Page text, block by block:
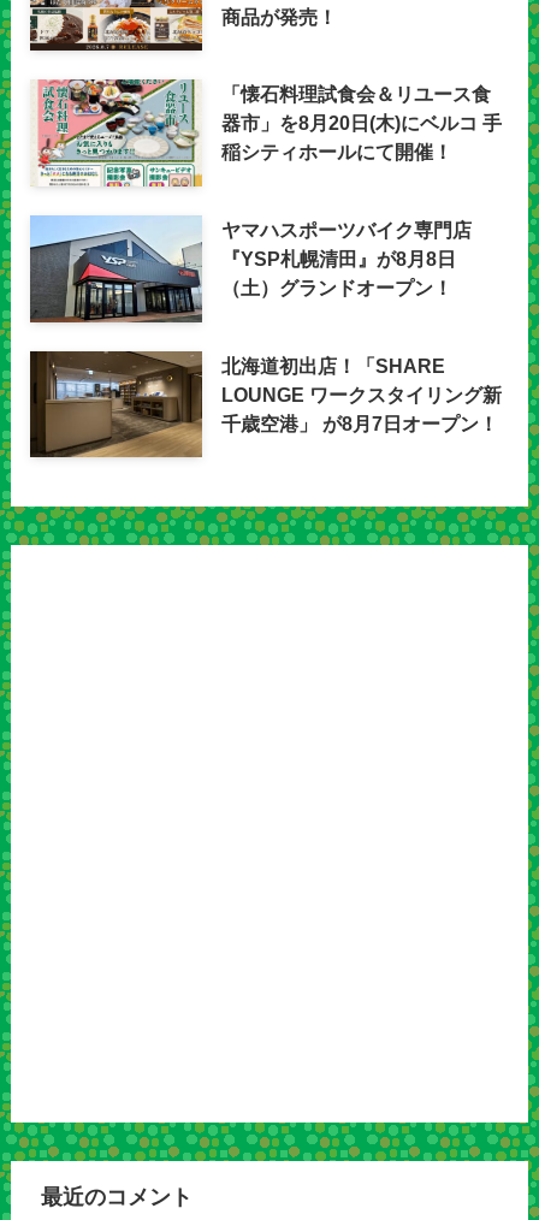
商品が発売！
「懐石料理試食会＆リユース食
器市」を8月20日(木)にベルコ 手
稲シティホールにて開催！
ヤマハスポーツバイク専門店
『YSP札幌清田』が8月8日
（土）グランドオープン！
北海道初出店！「SHARE
LOUNGE ワークスタイリング新
千歳空港」 が8月7日オープン！
最近のコメント